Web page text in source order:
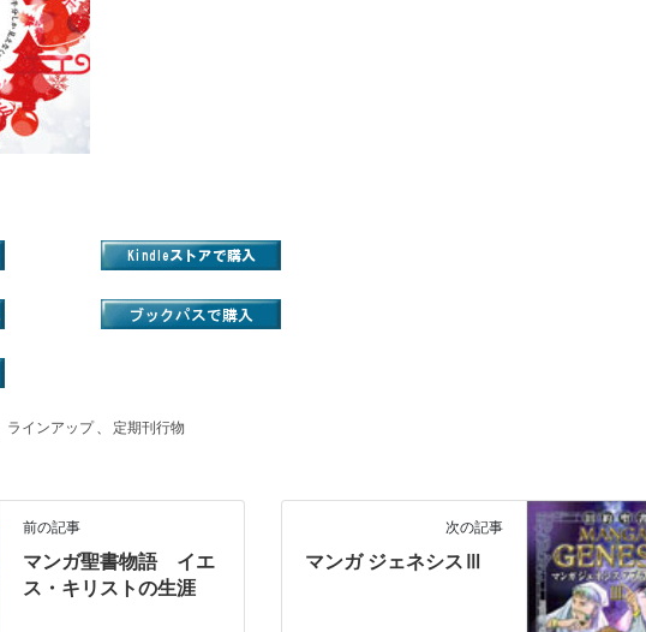
ラインアップ 、 定期刊行物
前の記事
マンガ聖書物語 イエ
ス・キリストの生涯
次の記事
マンガ ジェネシスⅢ